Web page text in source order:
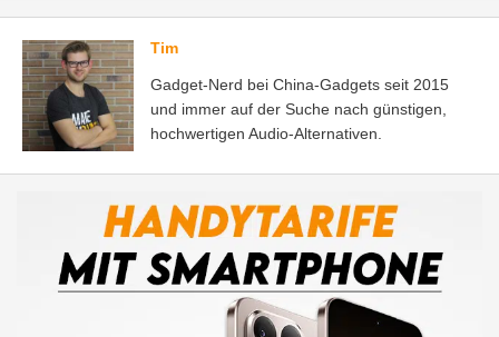
Tim
Gadget-Nerd bei China-Gadgets seit 2015
und immer auf der Suche nach günstigen,
hochwertigen Audio-Alternativen.